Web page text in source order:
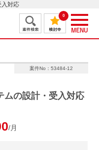
入対応
0
案件No：53484-12
ムの設計・受入対応
/月